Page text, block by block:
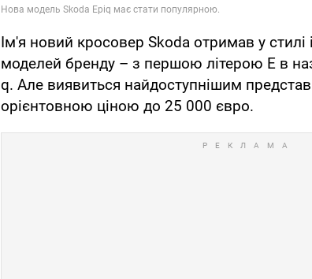
Ім'я новий кросовер Skoda отримав у стилі
моделей бренду – з першою літерою E в
q. Але виявиться найдоступнішим
орієнтовною ціною до 25 000 євро.